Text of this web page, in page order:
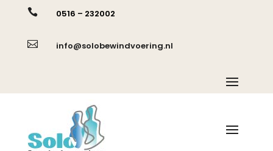
 0516 – 232002
 info@solobewindvoering.nl